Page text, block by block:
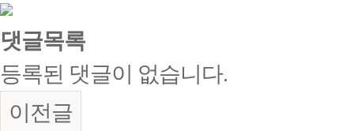
댓글목록
등록된 댓글이 없습니다.
이전글